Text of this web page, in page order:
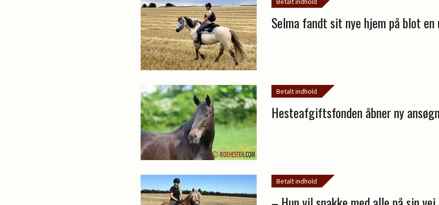
Selma fandt sit nye hjem på blot en
Betalt indhold
Hesteafgiftsfonden åbner ny
Betalt indhold